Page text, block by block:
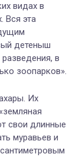
видах в
Вся эта
детеныш
в
зоопарков».
Их
свои длинные
муравьев и